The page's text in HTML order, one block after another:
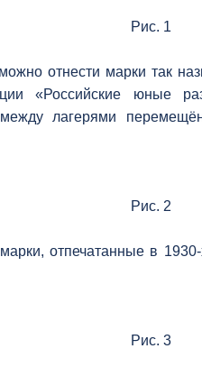
Рис. 1
отнести марки так
«Российские юные
между лагерями
Рис. 2
отпечатанные в
Рис. 3